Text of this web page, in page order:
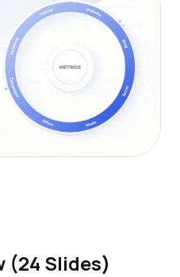
(24 Slides)